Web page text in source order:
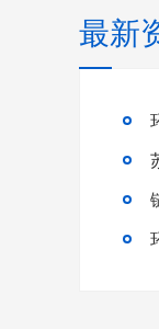
最新